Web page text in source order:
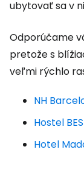
ubytovať sa v
Odporúčame
pretože s
veľmi rýchlo
NH
Hostel
Hotel